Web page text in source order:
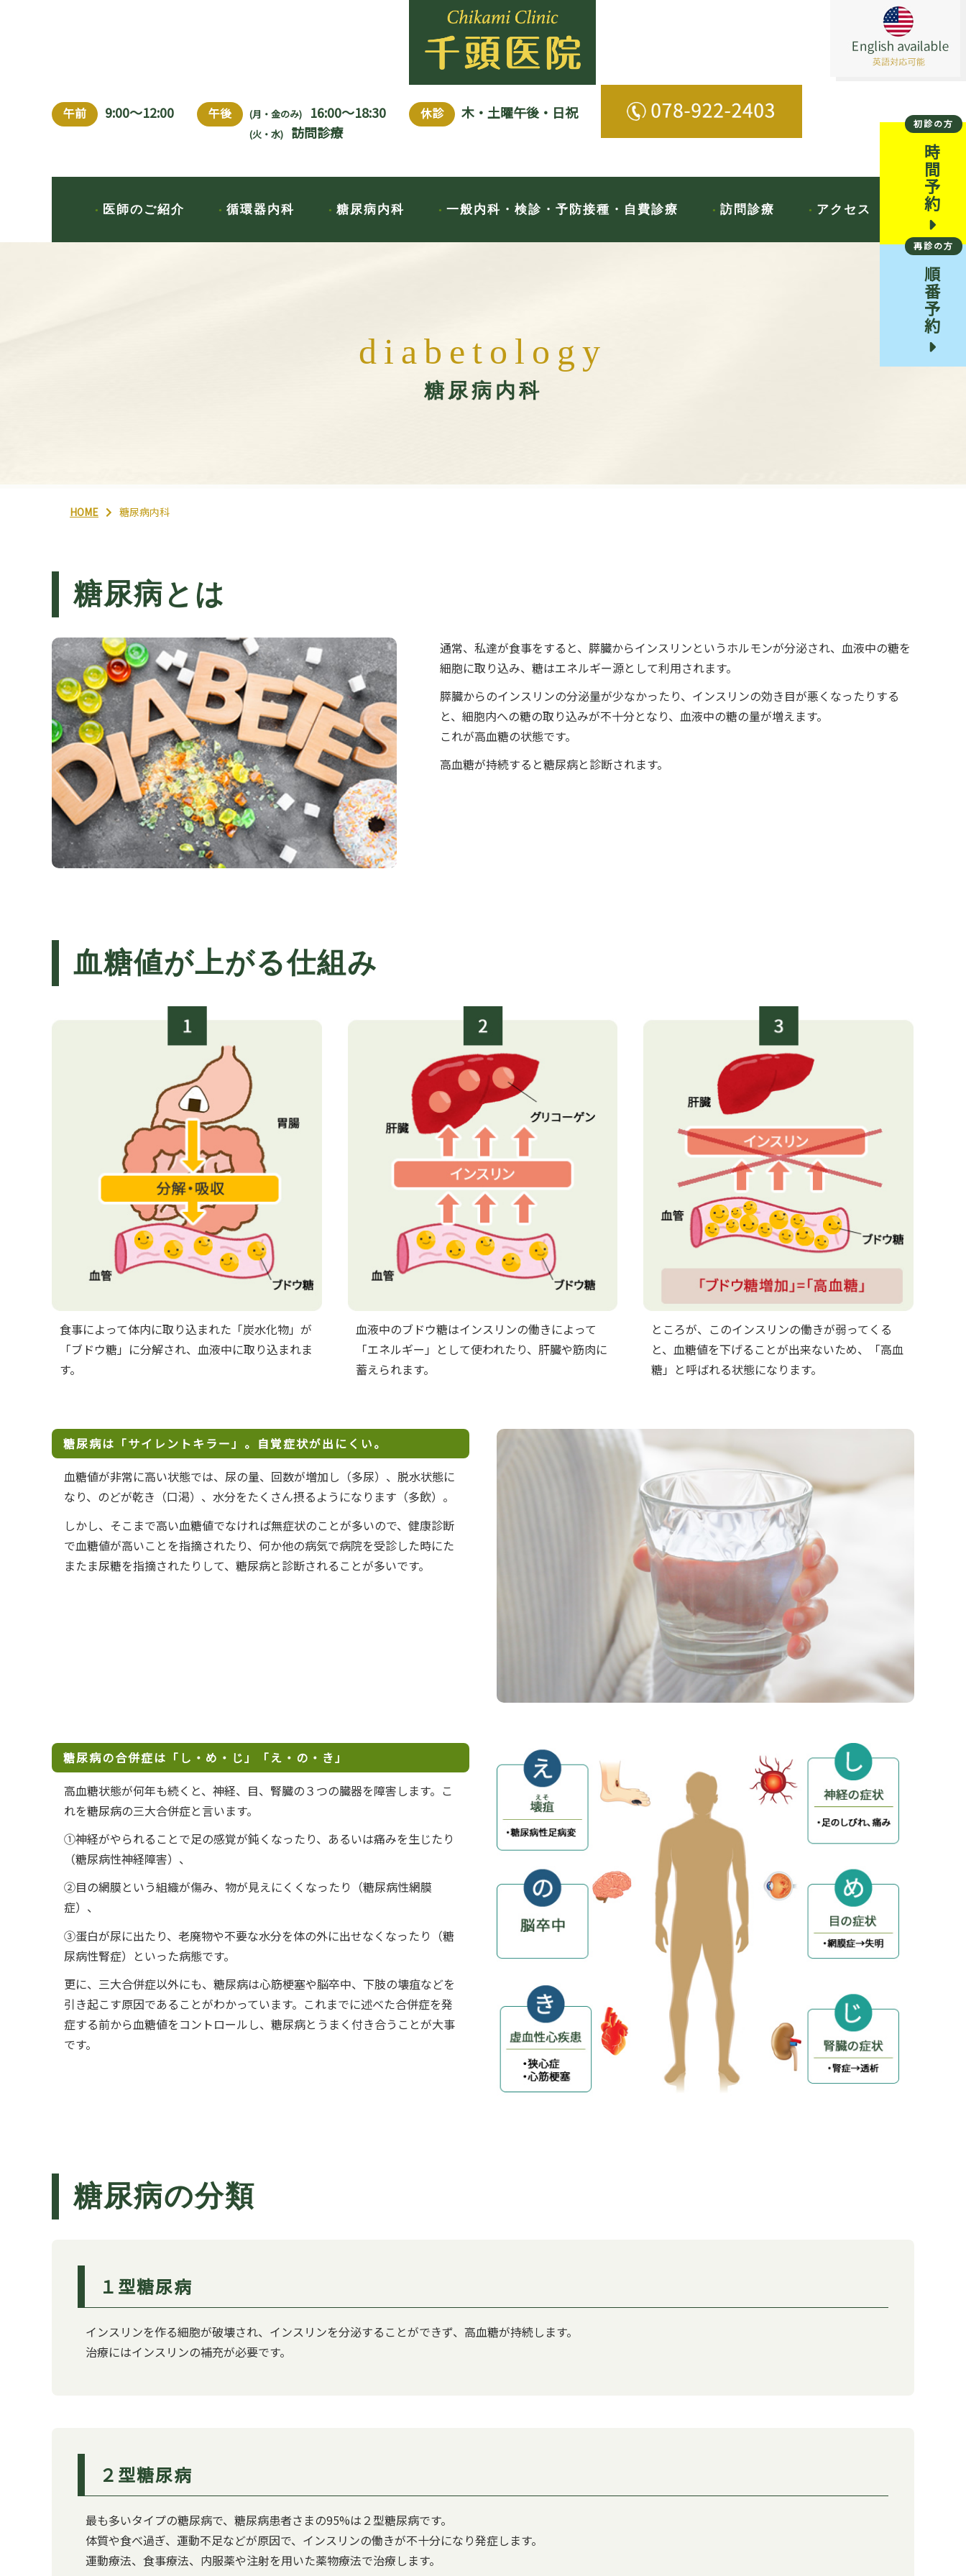
午前 9:00～12:00 午後 (月・金のみ) 16:00～18:30
(火・水) 訪問診療
休診 木・土曜午後・日祝
医師のご紹介 循環器内科 糖尿病内科 一般内科・検診・予防接種・自費診療 訪問診療 アクセス
d i ab et o l o g y
糖尿病内科
HOME 糖尿病内科
糖尿病とは
通常、私達が食事をすると、膵臓からインスリンというホルモンが分泌され、血液中の糖を
細胞に取り込み、糖はエネルギー源として利用されます。
膵臓からのインスリンの分泌量が少なかったり、インスリンの効き目が悪くなったりする
と、細胞内への糖の取り込みが不十分となり、血液中の糖の量が増えます。
これが高血糖の状態です。
高血糖が持続すると糖尿病と診断されます。
血糖値が上がる仕組み
食事によって体内に取り込まれた「炭水化物」が
「ブドウ糖」に分解され、血液中に取り込まれま
す。
血液中のブドウ糖はインスリンの働きによって
「エネルギー」として使われたり、肝臓や筋肉に
蓄えられます。
ところが、このインスリンの働きが弱ってくる
と、血糖値を下げることが出来ないため、「高血
糖」と呼ばれる状態になります。
糖尿病は「サイレントキラー」。自覚症状が出にくい。
血糖値が非常に高い状態では、尿の量、回数が増加し（多尿）、脱水状態に
なり、のどが乾き（口渇）、水分をたくさん摂るようになります（多飲）。
しかし、そこまで高い血糖値でなければ無症状のことが多いので、健康診断
で血糖値が高いことを指摘されたり、何か他の病気で病院を受診した時にた
またま尿糖を指摘されたりして、糖尿病と診断されることが多いです。
糖尿病の合併症は「し・め・じ」「え・の・き」
高血糖状態が何年も続くと、神経、目、腎臓の３つの臓器を障害します。こ
れを糖尿病の三大合併症と言います。
①神経がやられることで足の感覚が鈍くなったり、あるいは痛みを生じたり
（糖尿病性神経障害）、
②目の網膜という組織が傷み、物が見えにくくなったり（糖尿病性網膜
症）、
③蛋白が尿に出たり、老廃物や不要な水分を体の外に出せなくなったり（糖
尿病性腎症）といった病態です。
更に、三大合併症以外にも、糖尿病は心筋梗塞や脳卒中、下肢の壊疽などを
引き起こす原因であることがわかっています。これまでに述べた合併症を発
症する前から血糖値をコントロールし、糖尿病とうまく付き合うことが大事
です。
糖尿病の分類
１型糖尿病
インスリンを作る細胞が破壊され、インスリンを分泌することができず、高血糖が持続します。
治療にはインスリンの補充が必要です。
２型糖尿病
最も多いタイプの糖尿病で、糖尿病患者さまの95%は２型糖尿病です。
体質や食べ過ぎ、運動不足などが原因で、インスリンの働きが不十分になり発症します。
運動療法、食事療法、内服薬や注射を用いた薬物療法で治療します。
初診の方
時間予約
再診の方
順番予約